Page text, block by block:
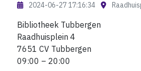
2024-06-27 17:16:34
Bibliotheek Tubbergen
Raadhuisplein 4
7651 CV Tubbergen
09:00 – 20:00